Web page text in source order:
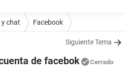
y chat Facebook
Siguiente Tema
de facebok Cerrado